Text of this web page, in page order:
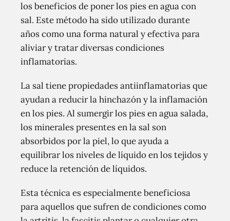
los beneficios de poner los pies en agua con
sal. Este método ha sido utilizado durante
años como una forma natural y efectiva para
aliviar y tratar diversas condiciones
inflamatorias.
La sal tiene propiedades antiinflamatorias que
ayudan a reducir la hinchazón y la inflamación
en los pies. Al sumergir los pies en agua salada,
los minerales presentes en la sal son
absorbidos por la piel, lo que ayuda a
equilibrar los niveles de líquido en los tejidos y
reduce la retención de líquidos.
Esta técnica es especialmente beneficiosa
para aquellos que sufren de condiciones como